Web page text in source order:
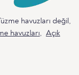
havuzları değil,
havuzları, Açık